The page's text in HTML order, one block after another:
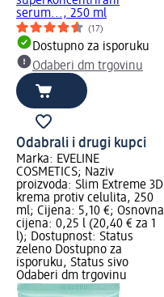
serum..., 250 ml
(17)
Dostupno za isporuku
Odaberi dm trgovinu
Odabrali i drugi kupci
Marka: EVELINE
COSMETICS; Naziv
proizvoda: Slim Extreme 3D
krema protiv celulita, 250
ml; Cijena: 5,10 €; Osnovna
cijena: 0,25 l (20,40 € za 1
l); Dostupnost: Status
zeleno Dostupno za
isporuku, Status sivo
Odaberi dm trgovinu